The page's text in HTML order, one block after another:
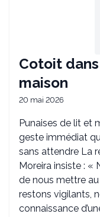
Cotoit
maison
20 mai 2026
Punaises de lit et
geste immédiat
sans attendre La
Moreira insiste :
de nous mettre
restons vigilants,
connaissance